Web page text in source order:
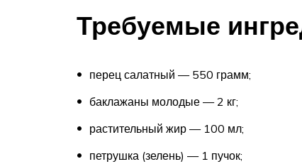
Требуемые
перец салатный — 550 грамм;
баклажаны молодые — 2 кг;
растительный жир — 100 мл;
петрушка (зелень) — 1 пучок;